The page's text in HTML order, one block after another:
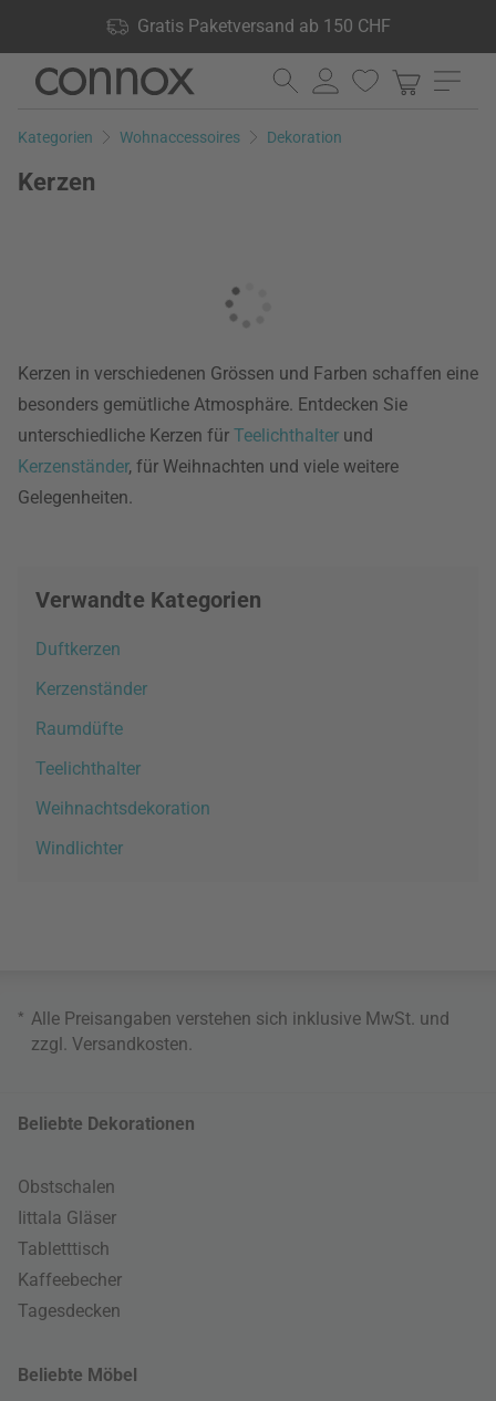
Gratis Paketversand ab 150 CHF
Produkte lagernd, 60 Tage Rückgaberecht
Direkt
Seiteninhalt
Direkt
Suchfeld
Kategorien Wohnaccessoires Dekoration
Kerzen
Kerzen in verschiedenen Grössen und Farben schaffen eine
besonders gemütliche Atmosphäre. Entdecken Sie
unterschiedliche Kerzen für Teelichthalter und
Kerzenständer, für Weihnachten und viele weitere
Gelegenheiten.
Verwandte Kategorien
Duftkerzen
Kerzenständer
Raumdüfte
Teelichthalter
Weihnachtsdekoration
Windlichter
* Alle Preisangaben verstehen sich inklusive MwSt. und
zzgl. Versandkosten.
Beliebte Dekorationen
Obstschalen
Iittala Gläser
Tabletttisch
Kaffeebecher
Tagesdecken
Beliebte Möbel